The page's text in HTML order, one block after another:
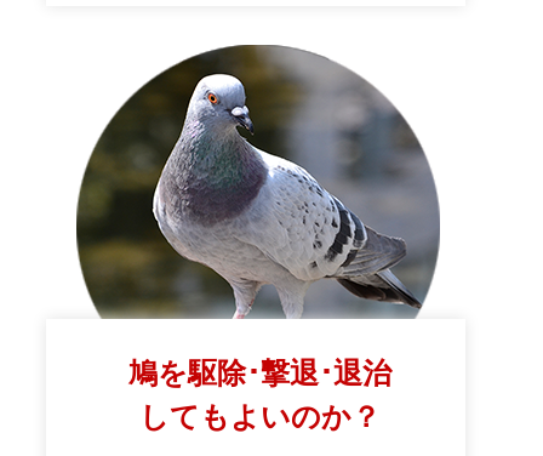
鳩を駆除･撃退･退治
してもよいのか？